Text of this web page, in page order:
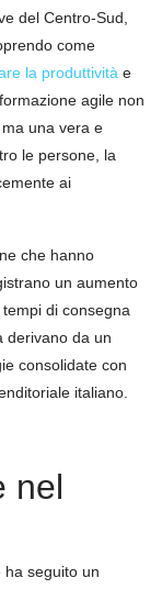
del Centro-Sud,
come
la produttività e
agile non
una vera e
le persone, la
ai
che hanno
un aumento
di consegna
derivano da un
consolidate con
italiano.
nel
ha seguito un